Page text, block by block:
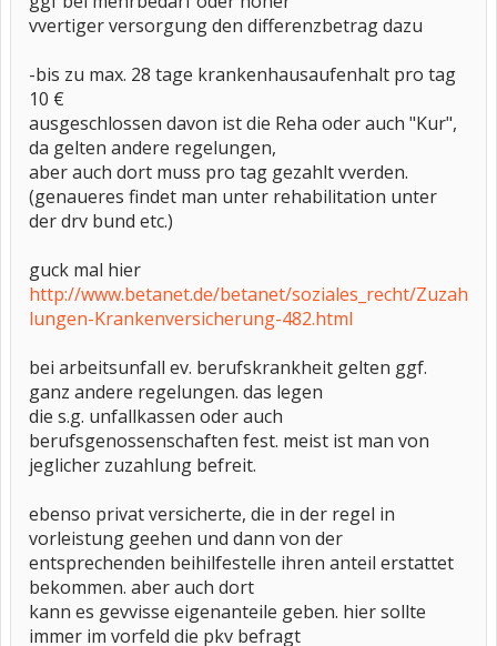
vvertiger versorgung den differenzbetrag dazu
-bis zu max. 28 tage krankenhausaufenhalt pro tag
10 €
ausgeschlossen davon ist die Reha oder auch "Kur",
da gelten andere regelungen,
aber auch dort muss pro tag gezahlt vverden.
(genaueres findet man unter rehabilitation unter
der drv bund etc.)
guck mal hier
http://www.betanet.de/betanet/soziales_recht/Zuzah
lungen-Krankenversicherung-482.html
bei arbeitsunfall ev. berufskrankheit gelten ggf.
ganz andere regelungen. das legen
die s.g. unfallkassen oder auch
berufsgenossenschaften fest. meist ist man von
jeglicher zuzahlung befreit.
ebenso privat versicherte, die in der regel in
vorleistung geehen und dann von der
entsprechenden beihilfestelle ihren anteil erstattet
bekommen. aber auch dort
kann es gevvisse eigenanteile geben. hier sollte
immer im vorfeld die pkv befragt